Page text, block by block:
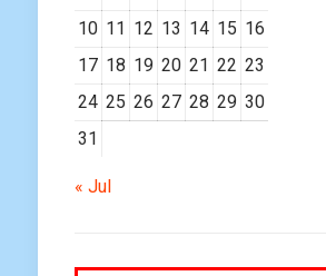
10 11 12 13 14 15 16
17 18 19 20 21 22 23
24 25 26 27 28 29 30
31
« Jul